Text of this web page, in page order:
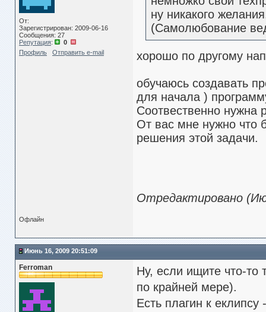
От:
Зарегистрирован: 2009-06-16
Сообщения: 27
Репутация:
0
Профиль
Отправить e-mail
ну никакого
(Самолюбование
хорошо по другому
обучаюсь создавать
для начала )
Соотвественно нужна
От вас мне нужно что
решения этой задачи.
Отредактировано
Офлайн
Июнь 16, 2009 20:51:09
Ferroman
Ну, если ищите что-то
по крайней мере).
Есть плагин к еклипсу